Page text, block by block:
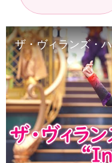
ザ・ヴィランズ・